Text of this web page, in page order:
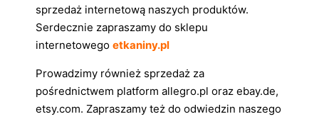
sprzedaż internetową naszych produktów.
Serdecznie zapraszamy do sklepu
internetowego etkaniny.pl
Prowadzimy również sprzedaż za
pośrednictwem platform allegro.pl oraz ebay.de,
etsy.com. Zapraszamy też do odwiedzin naszego